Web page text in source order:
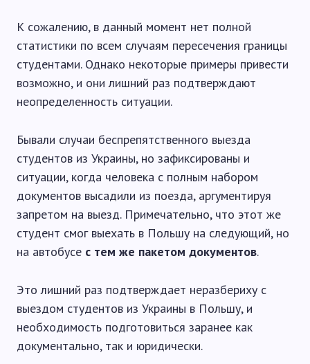
К сожалению, в данный момент нет полной
статистики по всем случаям пересечения границы
студентами. Однако некоторые примеры привести
возможно, и они лишний раз подтверждают
неопределенность ситуации.
Бывали случаи беспрепятственного выезда
студентов из Украины, но зафиксированы и
ситуации, когда человека с полным набором
документов высадили из поезда, аргументируя
запретом на выезд. Примечательно, что этот же
студент смог выехать в Польшу на следующий, но
на автобусе с тем же пакетом документов.
Это лишний раз подтверждает неразбериху с
выездом студентов из Украины в Польшу, и
необходимость подготовиться заранее как
документально, так и юридически.